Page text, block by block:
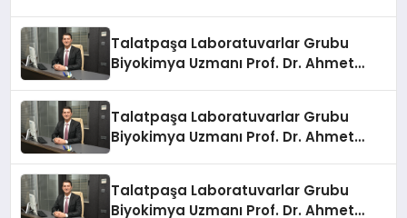
Talatpaşa Laboratuvarlar Grubu
Biyokimya Uzmanı Prof. Dr. Ahmet
Talatpaşa Laboratuvarlar Grubu
Biyokimya Uzmanı Prof. Dr. Ahmet
Talatpaşa Laboratuvarlar Grubu
Biyokimya Uzmanı Prof. Dr. Ahmet